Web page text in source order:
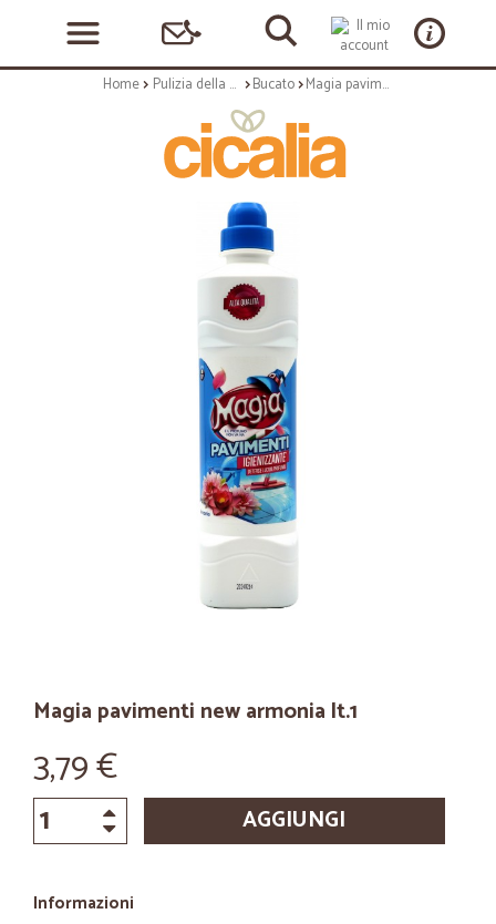
Home Pulizia della casa Bucato Magia pavimenti new armonia lt.1
Magia pavimenti new armonia lt.1
3,79 €
AGGIUNGI
Informazioni